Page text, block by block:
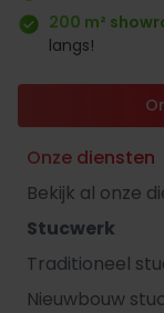
200 m²
langs!
Onze diensten
Bekijk al onze
Stucwerk
Traditioneel
Nieuwbouw